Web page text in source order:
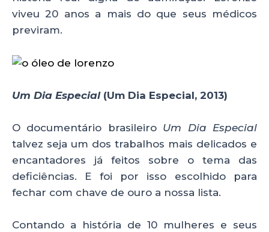
viveu 20 anos a mais do que seus médicos
previram.
Um Dia Especial(Um Dia Especial, 2013)
O documentário brasileiro Um Dia Especial
talvez seja um dos trabalhos mais delicados e
encantadores já feitos sobre o tema das
deficiências. E foi por isso escolhido para
fechar com chave de ouro a nossa lista.
Contando a história de 10 mulheres e seus